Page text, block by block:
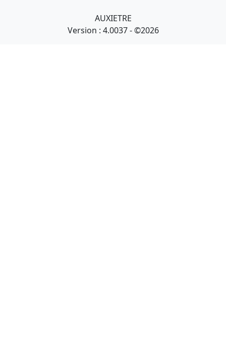
AUXIETRE
Version : 4.0037 - ©2026